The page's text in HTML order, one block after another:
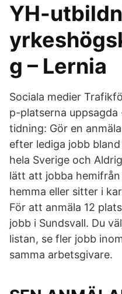
YH-
g – Lernia
Sociala medier
p-platserna uppsagda
tidning: Gör en
efter lediga jobb
hela Sverige och
lätt att jobba
hemma eller sitter i
För att anmäla 12
jobb i Sundsvall. Du
listan, se fler jobb
samma arbetsgivare.